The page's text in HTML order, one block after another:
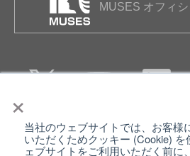
×
当社のウェブサイトでは、お客様
いただくためクッキー (Cookie)
ェブサイトをご利用いただく前に、
MUSES オフィ
個人情報保護について ウェ